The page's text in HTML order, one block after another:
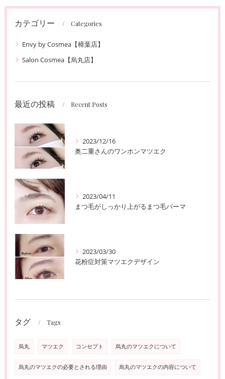
カテゴリー Categories
Envy by Cosmea【樟葉店】
Salon Cosmea【烏丸店】
最近の投稿 Recent Posts
2023/12/16
奥二重さんのワンホンマツエク
2023/04/11
まつ毛がしっかり上がるまつ毛パーマ
2023/03/30
花粉症対策マツエクデザイン
タグ Tags
烏丸 マツエク コンセプト 烏丸のマツエクについて
烏丸のマツエクの必要とされる理由 烏丸のマツエクの内容について